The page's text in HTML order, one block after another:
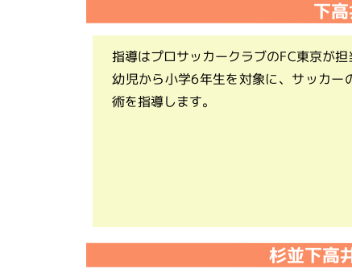
下
指導はプロサッカークラブのFC東京が担
幼児から小学6年生を対象に、サッカー
術を指導します。
杉並下高